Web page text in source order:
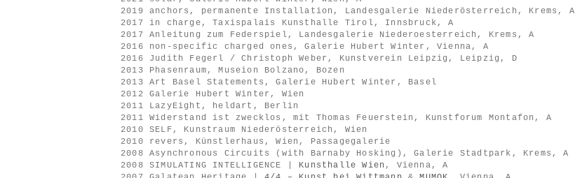
2019 anchors, permanente Installation, Landesgalerie Niederösterreich, Krems, A
2017 in charge, Taxispalais Kunsthalle Tirol, Innsbruck, A
2017 Anleitung zum Federspiel, Landesgalerie Niederoesterreich, Krems, A
2016 non-specific charged ones, Galerie Hubert Winter, Vienna, A
2016 Judith Fegerl / Christoph Weber, Kunstverein Leipzig, Leipzig, D
2013 Phasenraum, Museion Bolzano, Bozen
2013 Art Basel Statements, Galerie Hubert Winter, Basel
2012 Galerie Hubert Winter, Wien
2011 LazyEight, heldart, Berlin
2011 Widerstand ist zwecklos, mit Thomas Feuerstein, Kunstforum Montafon, A
2010 SELF, Kunstraum Niederösterreich, Wien
2010 revers, Künstlerhaus, Wien, Passagegalerie
2008 Asynchronous Circuits (with Barnaby Hosking), Galerie Stadtpark, Krems, A
2008 SIMULATING INTELLIGENCE | Kunsthalle Wien , Vienna, A